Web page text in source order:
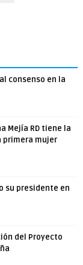
consenso en la
Mejía RD tiene la
primera mujer
su presidente en
del Proyecto